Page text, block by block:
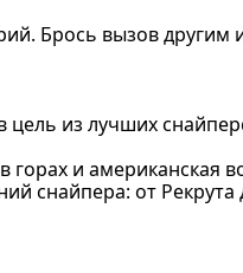
Брось вызов другим
из лучших
и американская
снайпера: от